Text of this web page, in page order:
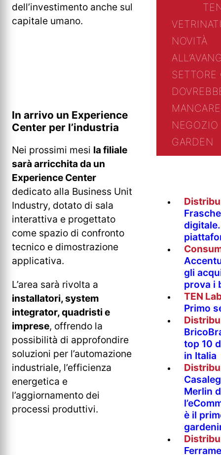
dell’investimento anche sul
capitale umano.
In arrivo un Experience
Center per l’industria
Nei prossimi mesi la filiale
sarà arricchita da un
Experience Center
dedicato alla Business Unit
Industry, dotato di sala
interattiva e progettato
come spazio di confronto
tecnico e dimostrazione
applicativa.
L’area sarà rivolta a
installatori, system
integrator, quadristi e
imprese, offrendo la
possibilità di approfondire
soluzioni per l’automazione
industriale, l’efficienza
energetica e
l’aggiornamento dei
processi produttivi.
VETRINA
NOVITÀ
GARDEN
gli
prova i
TEN
Primo
top 10
in Italia
Merlin
è il